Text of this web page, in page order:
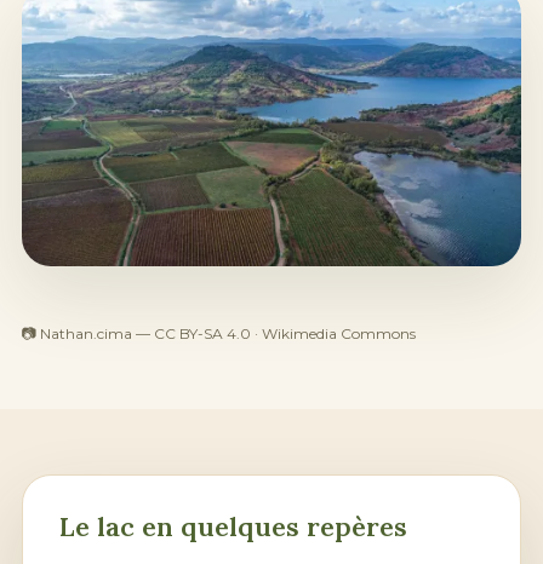
📷 Nathan.cima — CC BY-SA 4.0 · Wikimedia Commons
Le lac en quelques repères